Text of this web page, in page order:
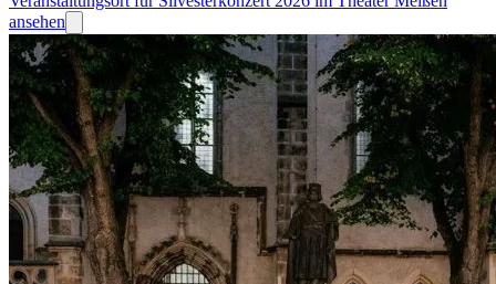
ansehen